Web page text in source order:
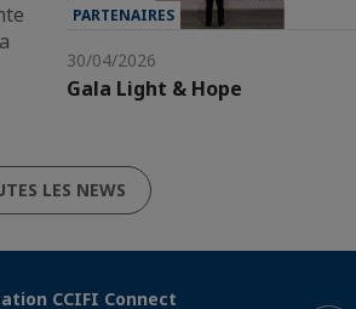
PARTENAIRES
30/04/2026
Gala Light & Hope
LES NEWS
CCIFI Connect